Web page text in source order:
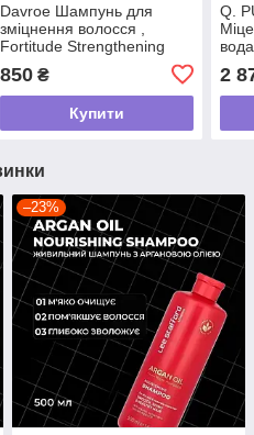
Davroe Шампунь для
зміцнення волосся ,
Fortitude Strengthening
850₴
Купити
Q.
2
–23%